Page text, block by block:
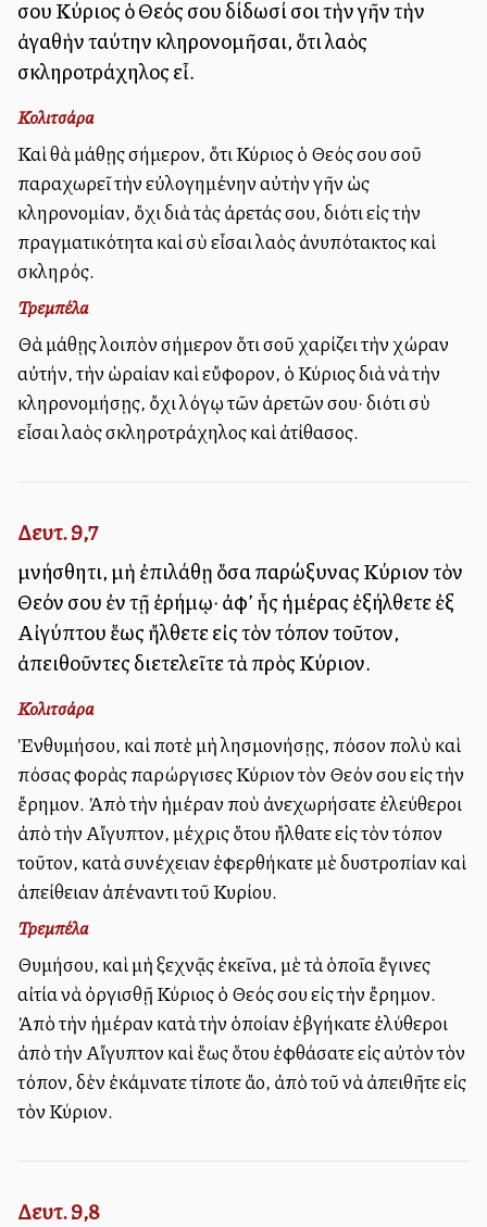
σου Κύριος ὁ Θεός σου δίδωσί σοι τὴν γῆν τὴν
ἀγαθὴν ταύτην κληρονομῆσαι, ὅτι λαὸς
σκληροτράχηλος εἶ.
Κολιτσάρα
Καὶ θὰ μάθῃς σήμερον, ὅτι Κύριος ὁ Θεός σου σοῦ
παραχωρεῖ τὴν εὐλογημένην αὐτὴν γῆν ὡς
κληρονομίαν, ὄχι διὰ τὰς ἀρετάς σου, διότι εἰς τὴν
πραγματικότητα καὶ σὺ εἶσαι λαὸς ἀνυπότακτος καὶ
σκληρός.
Τρεμπέλα
Θὰ μάθῃς λοιπὸν σήμερον ὅτι σοῦ χαρίζει τὴν χώραν
αὐτήν, τὴν ὡραίαν καὶ εὔφορον, ὁ Κύριος διὰ νὰ τὴν
κληρονομήσῃς, ὄχι λόγῳ τῶν ἀρετῶν σου· διότι σὺ
εἶσαι λαὸς σκληροτράχηλος καὶ ἀτίθασος.
Δευτ. 9,7
μνήσθητι, μὴ ἐπιλάθῃ ὅσα παρώξυνας Κύριον τὸν
Θεόν σου ἐν τῇ ἐρήμῳ· ἀφ’ ἧς ἡμέρας ἐξήλθετε ἐξ
Αἰγύπτου ἕως ἤλθετε εἰς τὸν τόπον τοῦτον,
ἀπειθοῦντες διετελεῖτε τὰ πρὸς Κύριον.
Κολιτσάρα
Ἐνθυμήσου, καὶ ποτὲ μὴ λησμονήσῃς, πόσον πολὺ καὶ
πόσας φορὰς παρώργισες Κύριον τὸν Θεόν σου εἰς τὴν
ἔρημον. Ἀπὸ τὴν ἡμέραν ποὺ ἀνεχωρήσατε ἐλεύθεροι
ἀπὸ τὴν Αἴγυπτον, μέχρις ὅτου ἤλθατε εἰς τὸν τόπον
τοῦτον, κατὰ συνέχειαν ἐφερθήκατε μὲ δυστροπίαν καὶ
ἀπείθειαν ἀπέναντι τοῦ Κυρίου.
Τρεμπέλα
Θυμήσου, καὶ μὴ ξεχνᾷς ἐκεῖνα, μὲ τὰ ὁποῖα ἔγινες
αἰτία νὰ ὀργισθῇ Κύριος ὁ Θεός σου εἰς τὴν ἔρημον.
Ἀπὸ τὴν ἡμέραν κατὰ τὴν ὁποίαν ἐβγήκατε ἐλύθεροι
ἀπὸ τὴν Αἴγυπτον καὶ ἕως ὅτου ἐφθάσατε εἰς αὐτὸν τὸν
τόπον, δὲν ἐκάμνατε τίποτε ἄλλο, ἀπὸ τοῦ νὰ ἀπειθῆτε εἰς
τὸν Κύριον.
Δευτ. 9,8